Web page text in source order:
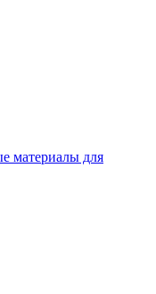
материалы для